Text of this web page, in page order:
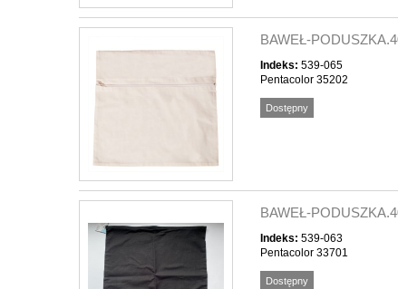
BAWEŁ-
Indeks: 539-065
Pentacolor 35202
Dostępny
BAWEŁ-
Indeks: 539-063
Pentacolor 33701
Dostępny